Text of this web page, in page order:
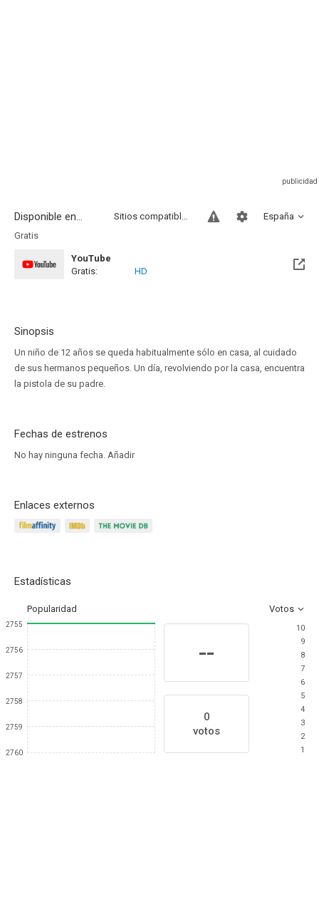
Disponible en... España
Sitios compatibles
Gratis
YouTube
Gratis:
HD
Sinopsis
Un niño de 12 años se queda habitualmente sólo en casa, al cuidado
de sus hermanos pequeños. Un día, revolviendo por la casa, encuentra
la pistola de su padre.
Fechas de estrenos
No hay ninguna fecha. Añadir
Enlaces externos
Estadísticas
Popularidad Votos
2755
2756
2757
2758
2759
2760
--
0
votos
10
9
8
7
6
5
4
3
2
1